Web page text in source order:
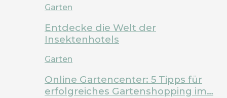
Garten
Entdecke die Welt der
Insektenhotels
Garten
Online Gartencenter: 5 Tipps für
erfolgreiches Gartenshopping im…